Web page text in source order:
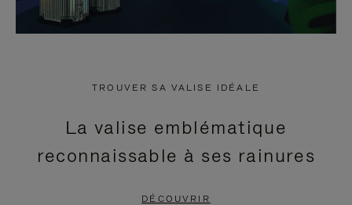
TROUVER SA VALISE IDÉALE
La valise emblématique
reconnaissable à ses rainures
DÉCOUVRIR